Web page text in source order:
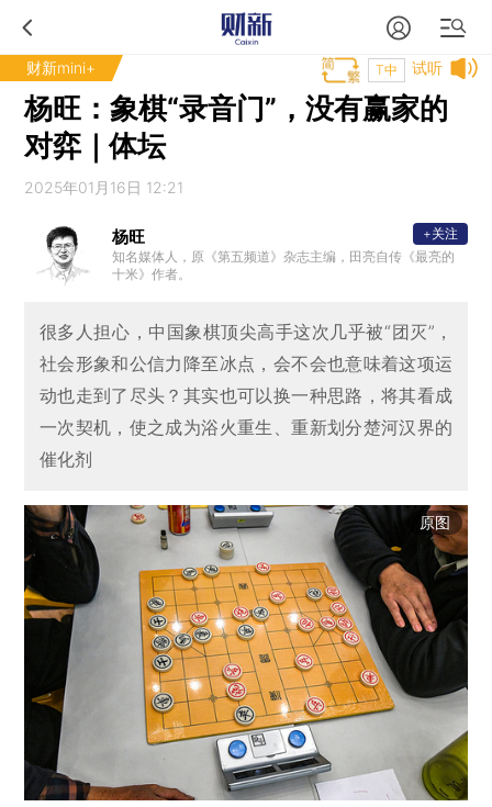
财新mini+ 试听
T中
杨旺：象棋“录音门”，没有赢家的
对弈｜体坛
2025年01月16日 12:21
杨旺
知名媒体人，原《第五频道》杂志主编，田亮自传《最亮的
十米》作者。
+关注
很多人担心，中国象棋顶尖高手这次几乎被“团灭”，
社会形象和公信力降至冰点，会不会也意味着这项运
动也走到了尽头？其实也可以换一种思路，将其看成
一次契机，使之成为浴火重生、重新划分楚河汉界的
催化剂
原图